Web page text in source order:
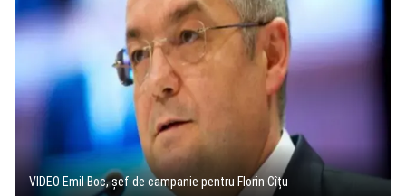
VIDEO Emil Boc, șef de campanie pentru Florin Cîțu